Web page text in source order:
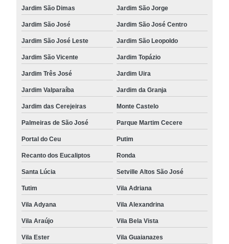
Jardim São Dimas Jardim São Jorge
Jardim São José Jardim São José Centro
Jardim São José Leste Jardim São Leopoldo
Jardim São Vicente Jardim Topázio
Jardim Três José Jardim Uira
Jardim Valparaíba Jardim da Granja
Jardim das Cerejeiras Monte Castelo
Palmeiras de São José Parque Martim Cecere
Portal do Ceu Putim
Recanto dos Eucaliptos Ronda
Santa Lúcia Setville Altos São José
Tutim Vila Adriana
Vila Adyana Vila Alexandrina
Vila Araújo Vila Bela Vista
Vila Ester Vila Guaianazes